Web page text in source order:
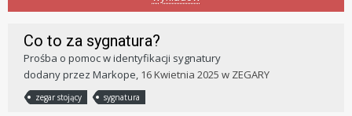
Co to za sygnatura?
Prośba o pomoc w identyfikacji sygnatury
dodany przez Markope, 16 Kwietnia 2025 w ZEGARY
zegar stojący sygnatura